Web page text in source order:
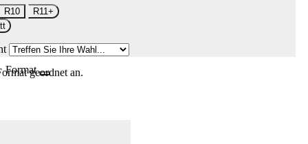
R10
R11+
Formatgeordnet an.